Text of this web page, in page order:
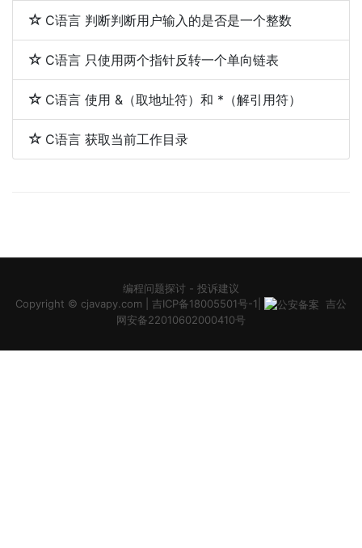
C语言 判断判断用户输入的是否是一个整数
C语言 只使用两个指针反转一个单向链表
C语言 使用 &（取地址符）和 *（解引用符）
C语言 获取当前工作目录
编程问题探讨 - 投诉建议
Copyright © cjavapy.com 吉ICP备18005501号-1
吉公
网安备22010602000410号